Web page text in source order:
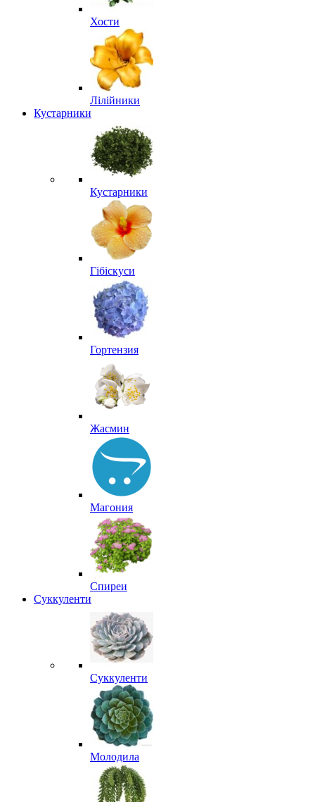
Хости
Лілійники
Кустарники
Кустарники
Гібіскуси
Гортензия
Жасмин
Магония
Спиреи
Суккуленти
Суккуленти
Молодила